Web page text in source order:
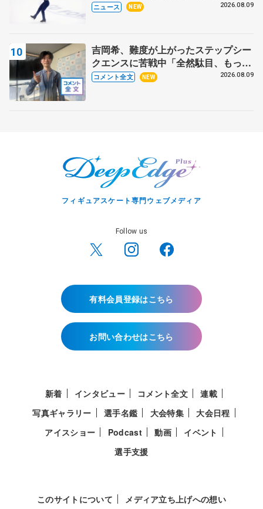
ニュース NEW 2026.08.09
吉岡希、難度が上がったステップシー
クエンスに苦戦中「全然駄目、もっと
いいエッジで踏めるようにしたいな」
コメント全文 NEW 2026.08.09
フィギュアスケート専門ウェブメディア
Follow us
有料会員登録はこちら
お問い合わせはこちら
新着 インタビュー コメント全文
連載
写真ギャラリー
選手名鑑 大会特集
大会日程
アイスショー
Podcast 動画
イベント
選手支援
このサイトについて メディア立ち上げへの想い